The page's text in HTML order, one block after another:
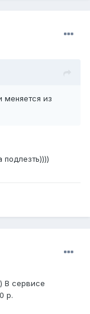
меняется из
подлезть))))
В сервисе
р.